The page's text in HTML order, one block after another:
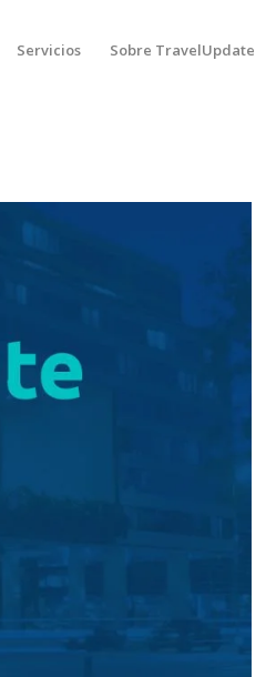
Servicios Sobre TravelUpdate